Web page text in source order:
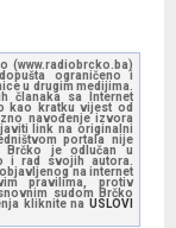
(www.radiobrcko.ba)
ograničeno i
u drugim medijima.
članaka sa Internet
kao kratku vijest od
navođenje izvora
link na originalni
portala nije
Brčko je odlučan u
i rad svojih autora.
na internet
pravilima, protiv
sudom Brčko
kliknite na USLOVI